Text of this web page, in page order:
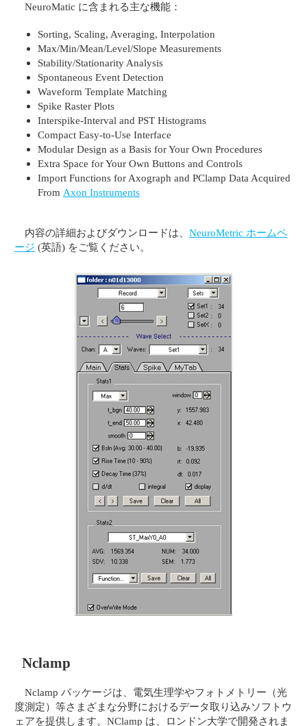
NeuroMatic に含まれる主な機能：
Sorting, Scaling, Averaging, Interpolation
Max/Min/Mean/Level/Slope Measurements
Stability/Stationarity Analysis
Spontaneous Event Detection
Waveform Template Matching
Spike Raster Plots
Interspike-Interval and PST Histograms
Compact Easy-to-Use Interface
Modular Design as a Basis for Your Own Procedures
Extra Space for Your Own Buttons and Controls
Import Functions for Axograph and PClamp Data Acquired
From Axon Instruments
内容の詳細およびダウンロードは、NeuroMetric ホームペ
ージ (英語) をご覧ください。
Nclamp
Nclamp パッケージは、電気生理学やフォトメトリー（光
度測定）等さまざまな分野におけるデータ取り込みソフトウ
ェアを提供します。NClamp は、ロンドン大学で開発されま